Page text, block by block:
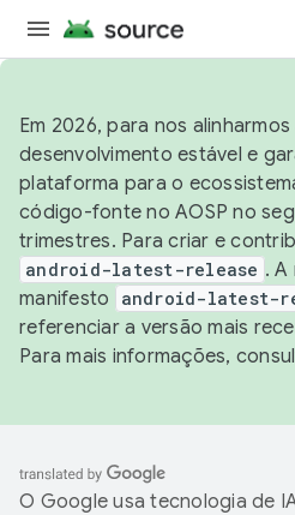
Em 2026, para nos
desenvolvimento estável e
plataforma para o
código-fonte no AOSP no
trimestres. Para criar e
android-latest-release .
manifesto
android-latest-
referenciar a versão mais
Para mais informações,
O Google usa tecnologia de